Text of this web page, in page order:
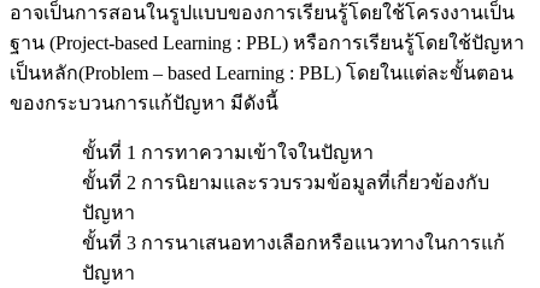
อาจเป็นการสอนในรูปแบบของการเรียนรู้โดยใช้โครงงานเป็น
ฐาน (Project-based Learning : PBL) หรือการเรียนรู้โดยใช้ปัญหา
เป็นหลัก(Problem – based Learning : PBL) โดยในแต่ละขั้นตอน
ของกระบวนการแก้ปัญหา มีดังนี้
ขั้นที่ 1 การทาความเข้าใจในปัญหา
ขั้นที่ 2 การนิยามและรวบรวมข้อมูลที่เกี่ยวข้องกับ
ปัญหา
ขั้นที่ 3 การนาเสนอทางเลือกหรือแนวทางในการแก้
ปัญหา